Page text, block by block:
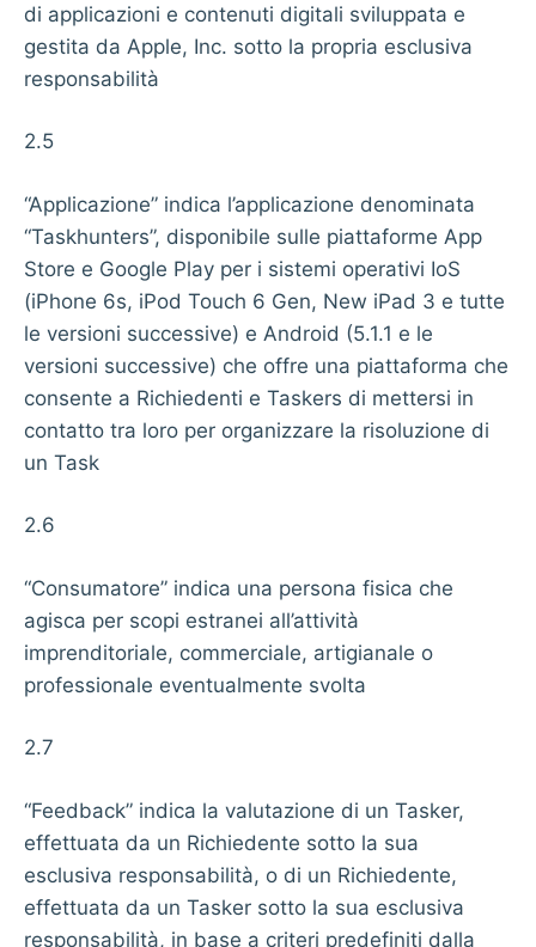
di applicazioni e contenuti digitali sviluppata e
gestita da Apple, Inc. sotto la propria esclusiva
responsabilità
2.5
“Applicazione” indica l’applicazione denominata
“Taskhunters”, disponibile sulle piattaforme App
Store e Google Play per i sistemi operativi IoS
(iPhone 6s, iPod Touch 6 Gen, New iPad 3 e tutte
le versioni successive) e Android (5.1.1 e le
versioni successive) che offre una piattaforma che
consente a Richiedenti e Taskers di mettersi in
contatto tra loro per organizzare la risoluzione di
un Task
2.6
“Consumatore” indica una persona fisica che
agisca per scopi estranei all’attività
imprenditoriale, commerciale, artigianale o
professionale eventualmente svolta
2.7
“Feedback” indica la valutazione di un Tasker,
effettuata da un Richiedente sotto la sua
esclusiva responsabilità, o di un Richiedente,
effettuata da un Tasker sotto la sua esclusiva
responsabilità, in base a criteri predefiniti dalla